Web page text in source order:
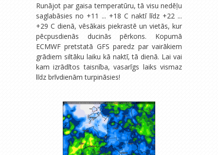
Runājot par gaisa temperatūru, tā visu nedēļu
saglabāsies no +11 ... +18 C naktī līdz +22 ...
+29 C dienā, vēsākais piekrastē un vietās, kur
pēcpusdienās ducinās pērkons. Kopumā
ECMWF pretstatā GFS paredz par vairākiem
grādiem siltāku laiku kā naktī, tā dienā. Lai vai
kam izrādītos taisnība, vasarīgs laiks vismaz
līdz brīvdienām turpināsies!